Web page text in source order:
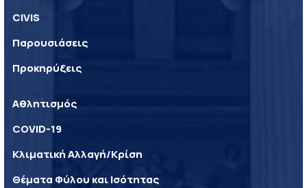
CIVIS
Παρουσιάσεις
Προκηρύξεις
Αθλητισμός
COVID-19
Κλιματική Αλλαγή/Κρίση
Θέματα Φύλου και Ισότητας